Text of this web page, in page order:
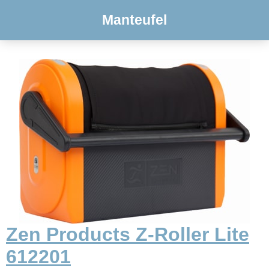
Manteufel
Zen Products Z-Roller Lite
612201